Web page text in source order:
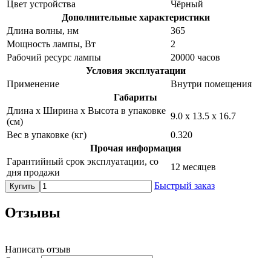
Цвет устройства
Чёрный
Дополнительные характеристики
Длина волны, нм
365
Мощность лампы, Вт
2
Рабочий ресурс лампы
20000 часов
Условия эксплуатации
Применение
Внутри помещения
Габариты
Длина х Ширина х Высота в упаковке
(см)
9.0 х 13.5 х 16.7
Вес в упаковке (кг)
0.320
Прочая информация
Гарантийный срок эксплуатации, со
дня продажи
12 месяцев
Купить Быстрый заказ
Отзывы
Написать отзыв